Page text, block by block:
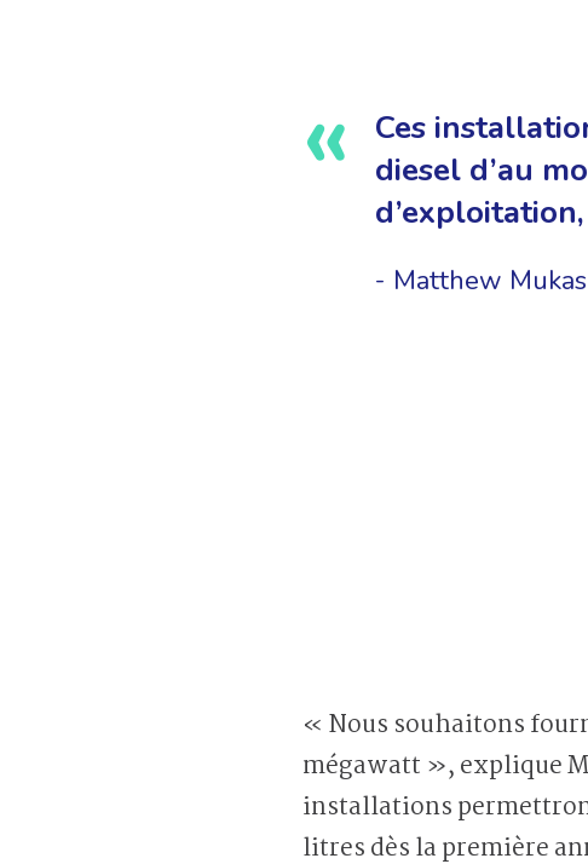
Ces
diesel d’au
Matthew
« Nous souhaitons
mégawatt », explique
installations
litres dès la première